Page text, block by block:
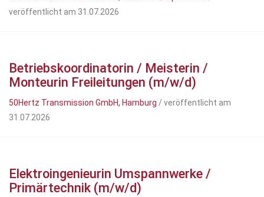
veröffentlicht am 31.07.2026
Betriebskoordinatorin / Meisterin /
Monteurin Freileitungen (m/w/d)
50Hertz Transmission GmbH, Hamburg / veröffentlicht am
31.07.2026
Elektroingenieurin Umspannwerke /
Primärtechnik (m/w/d)